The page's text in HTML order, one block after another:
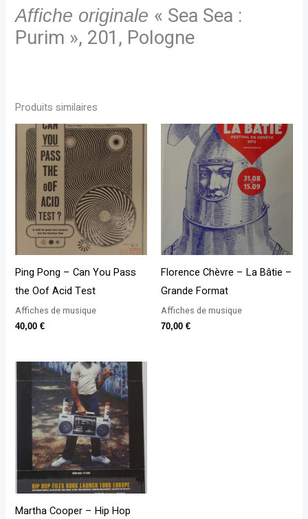
Affiche originale « Sea Sea :
Purim », 201, Pologne
Produits similaires
Ping Pong – Can You Pass
the Oof Acid Test
Affiches de musique
40,00€
Florence Chèvre – La Bâtie –
Grande Format
Affiches de musique
70,00 €
Martha Cooper – Hip Hop